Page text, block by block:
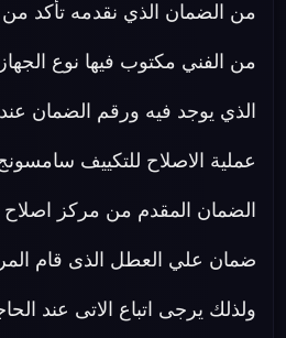
من الضمان الذي نقدمه تأكد
من الفني مكتوب فيها نوع
الذي يوجد فيه ورقم الضمان عند
عملية الاصلاح للتكييف
الضمان المقدم من مركز
ضمان علي العطل الذى قام
ولذلك يرجى اتباع الاتى عند